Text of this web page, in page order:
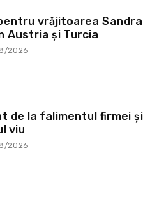
vrăjitoarea Sandra
Austria și Turcia
2026
de la falimentul firmei și
viu
2026